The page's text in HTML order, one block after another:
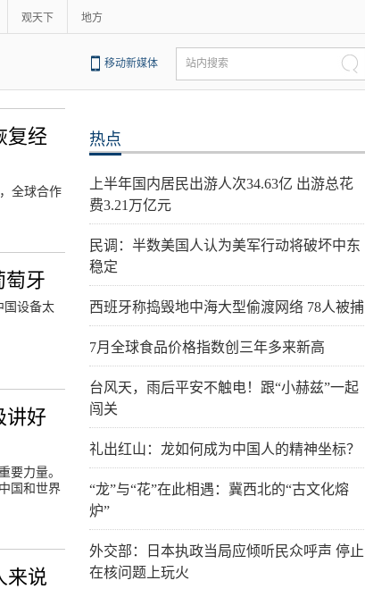
观天下 地方
移动新媒体 站内搜索
复经
全球合作
萄牙
国设备太
讲好
要力量。
国和世界
来说
热点
上半年国内居民出游人次34.63亿 出游总花
费3.21万亿元
民调：半数美国人认为美军行动将破坏中东
稳定
西班牙称捣毁地中海大型偷渡网络 78人被捕
7月全球食品价格指数创三年多来新高
台风天，雨后平安不触电！跟“小赫兹”一起
闯关
礼出红山：龙如何成为中国人的精神坐标？
“龙”与“花”在此相遇：冀西北的“古文化熔
炉”
外交部：日本执政当局应倾听民众呼声 停止
在核问题上玩火